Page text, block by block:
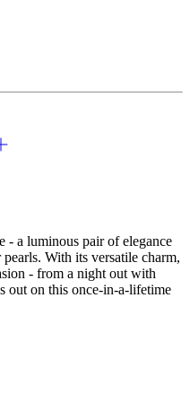
- a luminous pair of elegance
With its versatile charm,
- from a night out with
out on this once-in-a-lifetime